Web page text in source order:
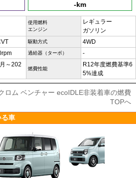
-km
使用燃料
エンジン
レギュラー
ガソリン
駆動方式 4WD
過給器（ターボ） -
～202
燃費性能
R12年度燃費基準6
5%達成
ロム ベンチャー ecoIDLE非装着車の燃費
TOPへ
る車